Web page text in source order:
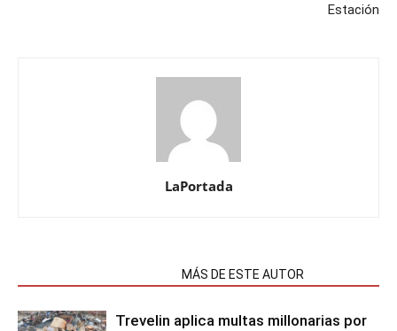
Estación
LaPortada
MÁS DE ESTE AUTOR
Trevelin aplica multas millonarias por